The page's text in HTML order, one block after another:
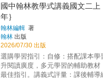
書版本【查詢系統】讓你一次買齊
學年度適用（全新版本）。各校版
參考，如有更動請以學校公佈為主
若超過1本，請進入購物車後可更
軒、翰林、南一到貨日期不一，建
般、預購商品)併單，避免影響出貨
見諒！
國中翰林教學式講義國文二上
年｝
翰林編輯 著
翰林 出版
2026/07/30 出版
選購學習指引：自修：搭配課本學
升閱讀廣度，多元學習的輔助教材
最佳指引。講義式評量：課後輔導